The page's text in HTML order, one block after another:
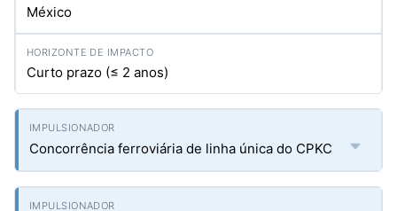
México
Curto prazo (≤ 2 anos)
Concorrência ferroviária de linha única do CPKC